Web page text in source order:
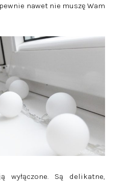
nawet nie muszę Wam
Są delikatne,